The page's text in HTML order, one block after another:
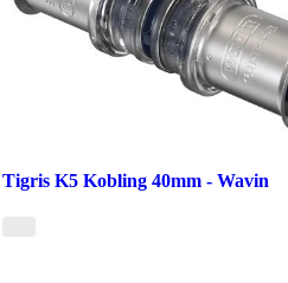
Tigris K5 Kobling 40mm - Wavin